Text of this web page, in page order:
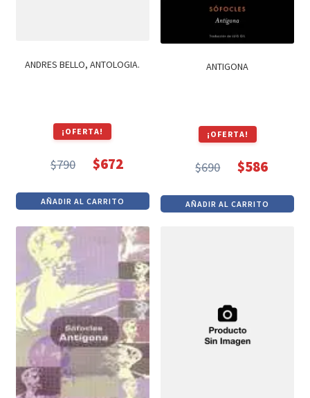
ANDRES BELLO, ANTOLOGIA.
¡OFERTA!
$790
precio
original
era:
$672
precio
actual
es:
AÑADIR AL CARRITO
ANTIGONA
¡OFERTA!
$690
precio
original
$586
precio
actual
AÑADIR AL CARRITO